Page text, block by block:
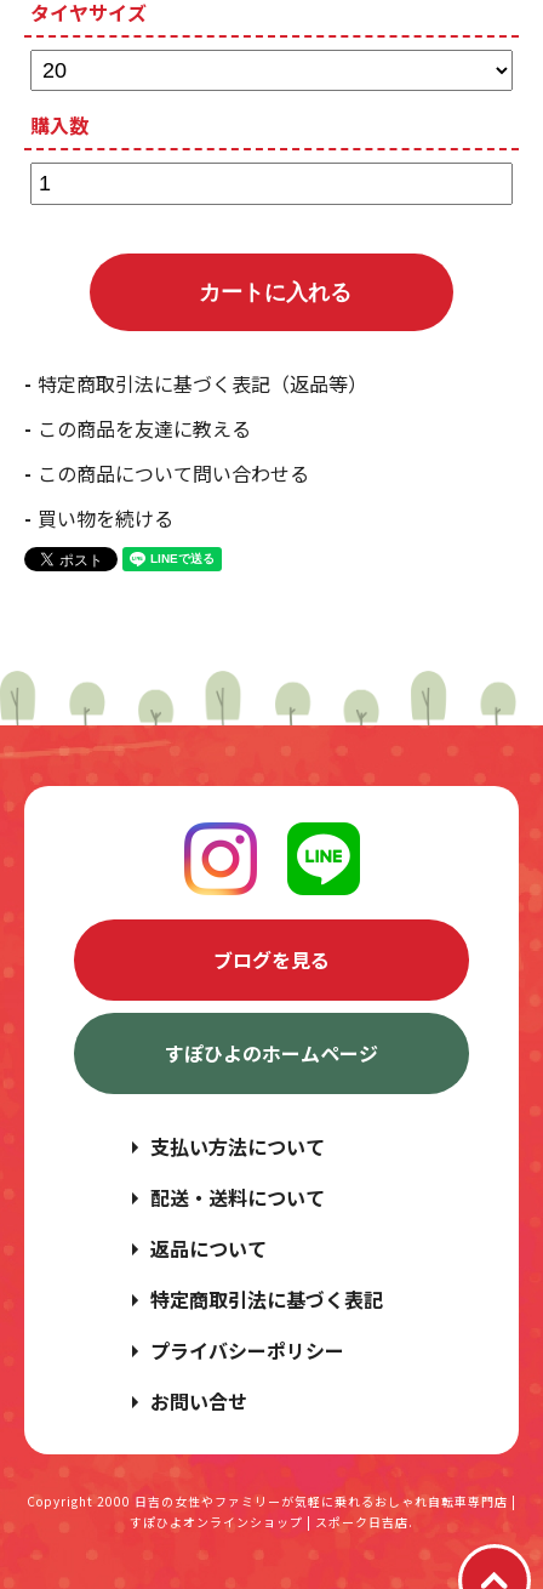
タイヤサイズ
購入数
特定商取引法に基づく表記（返品等）
この商品を友達に教える
この商品について問い合わせる
買い物を続ける
ブログを見る
すぽひよのホームページ
支払い方法について
配送・送料について
返品について
特定商取引法に基づく表記
プライバシーポリシー
お問い合せ
Copyright 2000 日吉の女性やファミリーが気軽に乗れるおしゃれ自転車専門店 |
すぽひよオンラインショップ | スポーク日吉店.